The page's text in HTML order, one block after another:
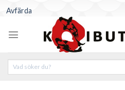
Avfärda
content